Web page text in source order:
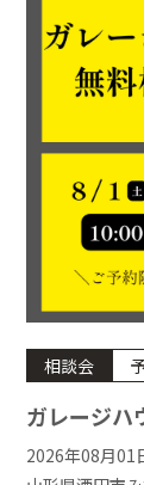
相談会
ガレージハ
2026年08月01